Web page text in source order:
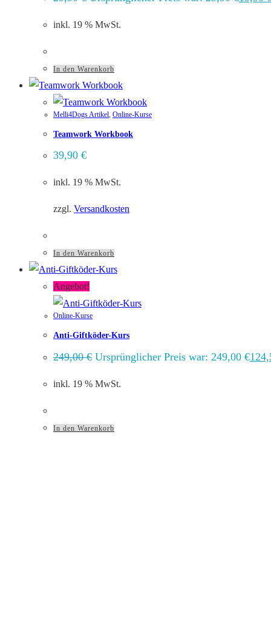
inkl. 19 % MwSt.
In den Warenkorb
Melli4Dogs Artikel, Online-Kurse
Teamwork Workbook
39,90 €
inkl. 19 % MwSt.
zzgl. Versandkosten
In den Warenkorb
Angebot!
Online-Kurse
Anti-Giftköder-Kurs
249,00€ Ursprünglicher Preis war: 249,00 €
inkl. 19 % MwSt.
In den Warenkorb